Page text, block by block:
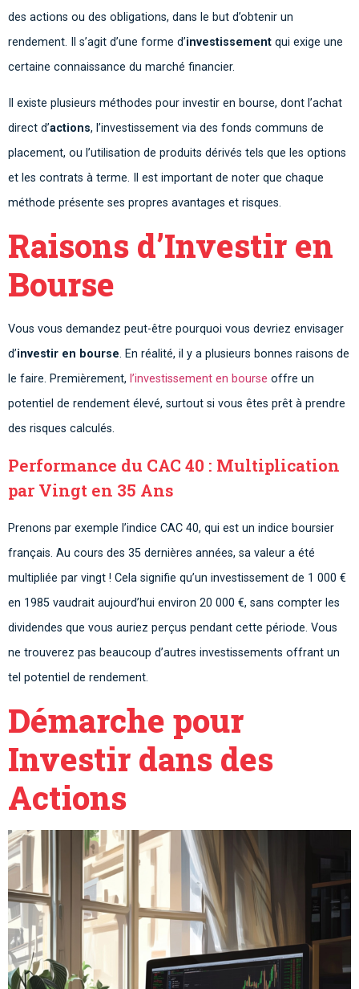
des actions ou des obligations, dans le but d’obtenir un
rendement. Il s’agit d’une forme d’investissement qui exige une
certaine connaissance du marché financier.
Il existe plusieurs méthodes pour investir en bourse, dont l’achat
direct d’actions, l’investissement via des fonds communs de
placement, ou l’utilisation de produits dérivés tels que les options
et les contrats à terme. Il est important de noter que chaque
méthode présente ses propres avantages et risques.
Raisons d’Investir en
Bourse
Vous vous demandez peut-être pourquoi vous devriez envisager
d’investir en bourse. En réalité, il y a plusieurs bonnes raisons de
le faire. Premièrement, l’investissement en bourse offre un
potentiel de rendement élevé, surtout si vous êtes prêt à prendre
des risques calculés.
Performance du CAC 40 : Multiplication
par Vingt en 35 Ans
Prenons par exemple l’indice CAC 40, qui est un indice boursier
français. Au cours des 35 dernières années, sa valeur a été
multipliée par vingt ! Cela signifie qu’un investissement de 1 000 €
en 1985 vaudrait aujourd’hui environ 20 000 €, sans compter les
dividendes que vous auriez perçus pendant cette période. Vous
ne trouverez pas beaucoup d’autres investissements offrant un
tel potentiel de rendement.
Démarche pour
Investir dans des
Actions